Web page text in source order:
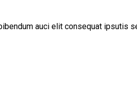
auci elit consequat ipsutis